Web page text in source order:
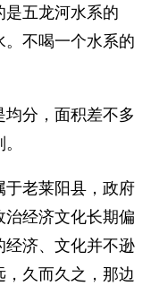
五龙河水系的
不喝一个水系的
分，面积差不多
老莱阳县，政府
经济文化长期偏
济、文化并不逊
久而久之，那边